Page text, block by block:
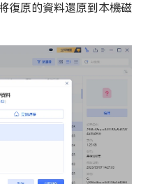
復原的資料還原到本機磁